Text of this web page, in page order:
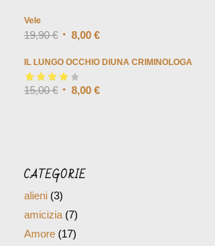
Vele
19,90€ 8,00 €
IL LUNGO OCCHIO DIUNA CRIMINOLOGA
Valutato4.00
15,00€ 8,00 €
CATEGORIE
alieni(3)
amicizia(7)
Amore(17)